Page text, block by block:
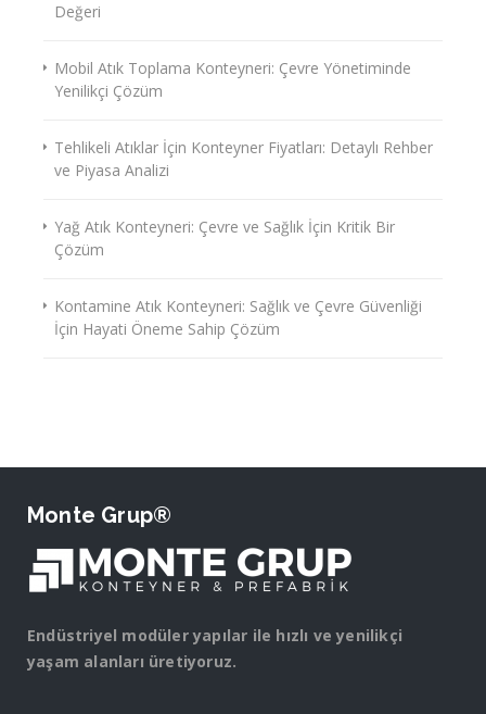
Değeri
Mobil Atık Toplama Konteyneri: Çevre Yönetiminde
Yenilikçi Çözüm
Tehlikeli Atıklar İçin Konteyner Fiyatları: Detaylı Rehber
ve Piyasa Analizi
Yağ Atık Konteyneri: Çevre ve Sağlık İçin Kritik Bir
Çözüm
Kontamine Atık Konteyneri: Sağlık ve Çevre Güvenliği
İçin Hayati Öneme Sahip Çözüm
Monte Grup®
Endüstriyel modüler yapılar ile hızlı ve yenilikçi
yaşam alanları üretiyoruz.